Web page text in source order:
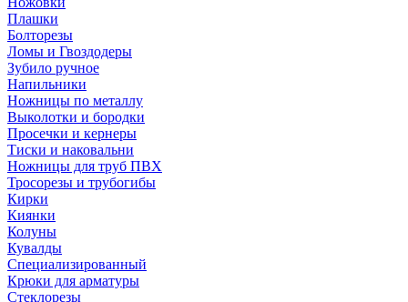
Плашки
Болторезы
Ломы и Гвоздодеры
Зубило ручное
Напильники
Ножницы по металлу
Выколотки и бородки
Просечки и кернеры
Тиски и наковальни
Ножницы для труб ПВХ
Тросорезы и трубогибы
Кирки
Киянки
Колуны
Кувалды
Специализированный
Крюки для арматуры
Стеклорезы